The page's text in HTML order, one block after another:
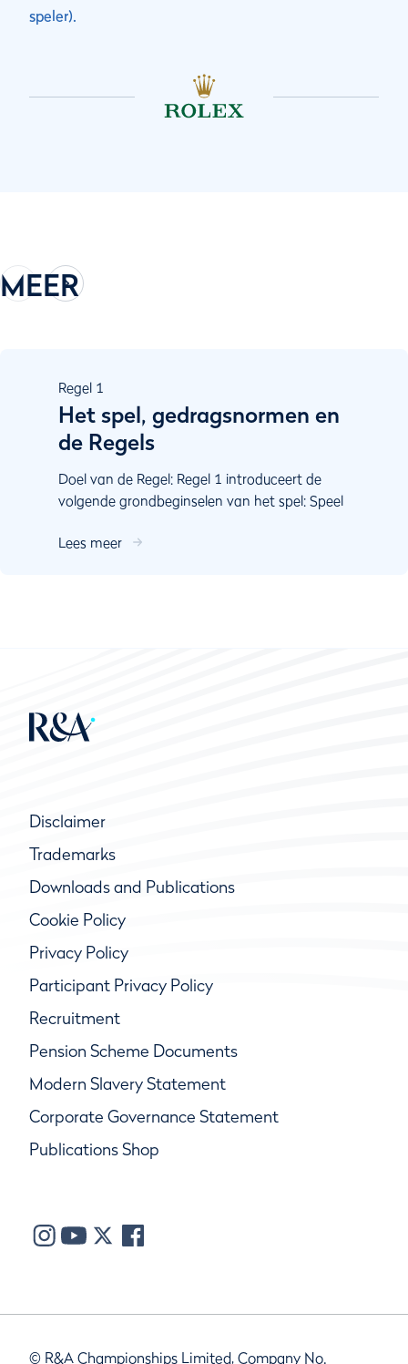
speler).
MEER
Regel 1
Het spel, gedragsnormen en
de Regels
Doel van de Regel: Regel 1 introduceert de
volgende grondbeginselen van het spel: Speel
zoals hij lig...
Lees meer
Disclaimer
Trademarks
Downloads and Publications
Cookie Policy
Privacy Policy
Participant Privacy Policy
Recruitment
Pension Scheme Documents
Modern Slavery Statement
Corporate Governance Statement
Publications Shop
© R&A Championships Limited, Company No.